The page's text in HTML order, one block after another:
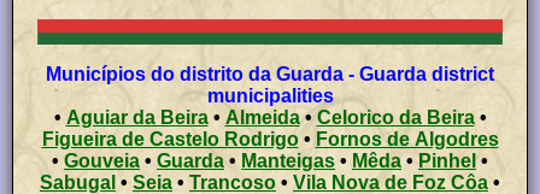
Municípios do distrito da Guarda - Guarda district
municipalities
• Aguiar da Beira• Almeida•Celorico da Beira•
Figueira de Castelo Rodrigo• Fornos de Algodres
• Gouveia • Guarda • Manteigas • Mêda•Pinhel •
Sabugal • Seia • Trancoso • Vila Nova de Foz Côa •